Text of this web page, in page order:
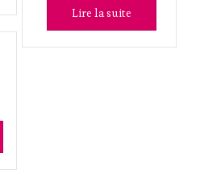
Lire la suite